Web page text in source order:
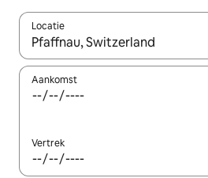
Locatie
Wanneer er resultaten
Aankomst
Vertrek